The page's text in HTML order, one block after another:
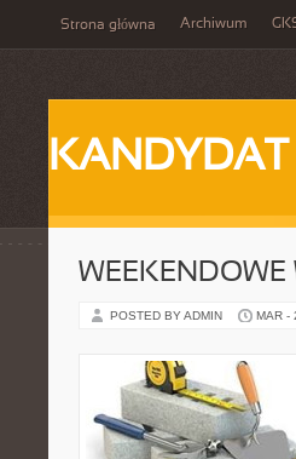
Strona główna Archiwum
KANDYDAT
WEEKENDOWE
POSTED BY ADMIN MAR -